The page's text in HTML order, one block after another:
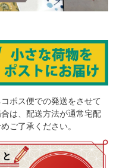
ポス便での発送をさせて
は、配送方法が通常宅配
ご了承ください。